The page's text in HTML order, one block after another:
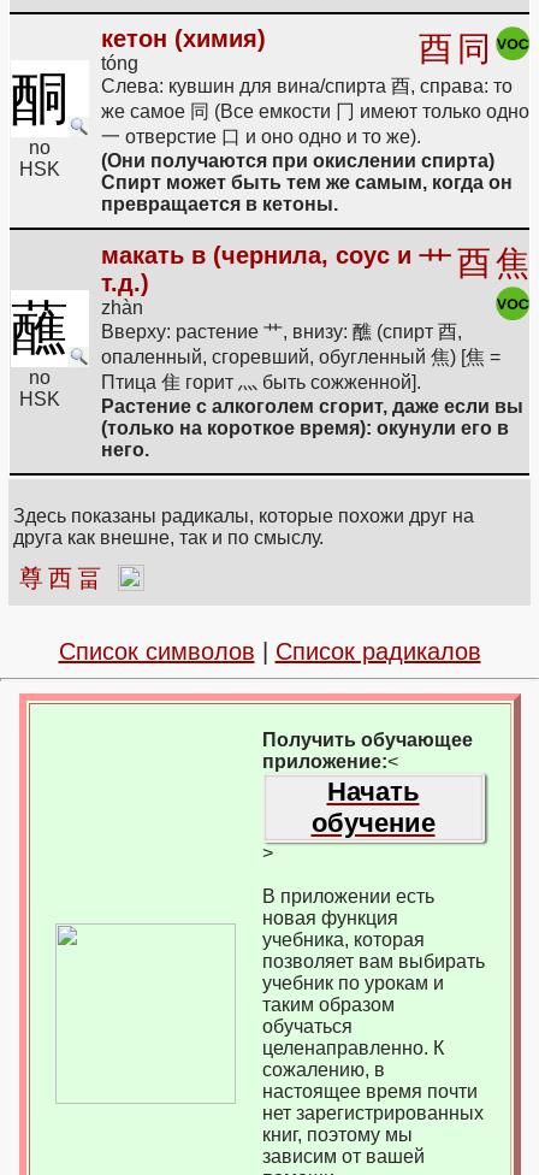
酮
no
HSK
кетон (химия)
tóng 酉 同
Слева: кувшин для вина/спирта 酉, справа: то
же самое 同 (Все емкости 冂 имеют только одно
一 отверстие 口 и оно одно и то же).
(Они получаются при окислении спирта)
Спирт может быть тем же самым, когда он
превращается в кетоны.
蘸
no
HSK
макать в (чернила, соус и
т.д.)
zhàn
艹酉焦
Вверху: растение 艹, внизу: 醮 (спирт 酉,
опаленный, сгоревший, обугленный 焦) [焦 =
Птица 隹 горит 灬 быть сожженной].
Растение с алкоголем сгорит, даже если вы
(только на короткое время): окунули его в
него.
Здесь показаны радикалы, которые похожи друг на
друга как внешне, так и по смыслу.
尊 西 畐
Список символов Список радикалов
Получить обучающее
приложение:<
Начать
обучение
>
В приложении есть
новая функция
учебника, которая
позволяет вам выбирать
учебник по урокам и
таким образом
обучаться
целенаправленно. К
сожалению, в
настоящее время почти
нет зарегистрированных
книг, поэтому мы
зависим от вашей